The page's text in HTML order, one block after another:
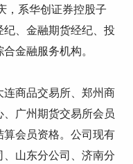
，系华创证券控股子
、金融期货经纪、投
金融服务机构。
商品交易所、郑州商
广州期货交易所会员
会员资格。公司现有
山东分公司、济南分